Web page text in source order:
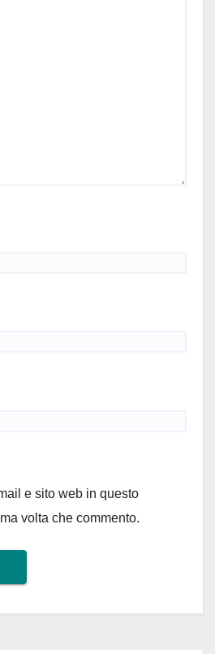
e sito web in questo
volta che commento.